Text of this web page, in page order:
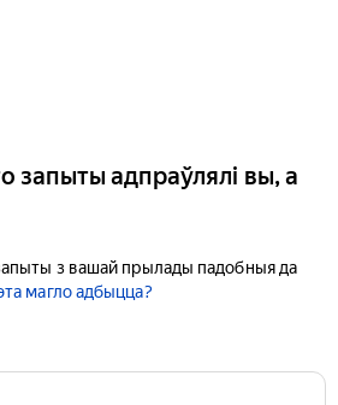
запыты адпраўлялі вы, а
з вашай прылады падобныя да
магло адбыцца?